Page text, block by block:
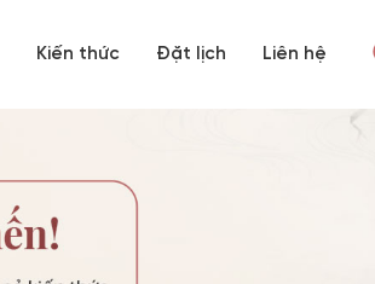
Kiến thức Đặt lịch Liên hệ